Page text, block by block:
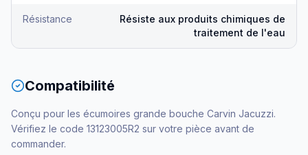
Résistance
Résiste aux produits chimiques de
traitement de l'eau
Compatibilité
Conçu pour les écumoires grande bouche Carvin Jacuzzi.
Vérifiez le code 13123005R2 sur votre pièce avant de
commander.